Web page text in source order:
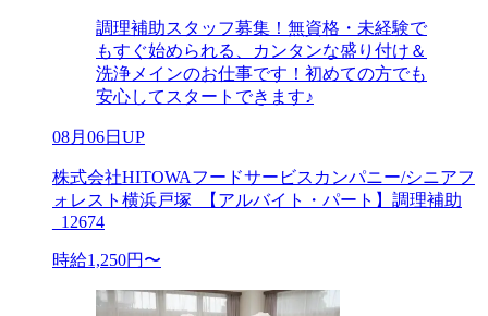
調理補助スタッフ募集！無資格・未経験で
もすぐ始められる、カンタンな盛り付け＆
洗浄メインのお仕事です！初めての方でも
安心してスタートできます♪
08月06日UP
株式会社HITOWAフードサービスカンパニー/シニアフ
ォレスト横浜戸塚_【アルバイト・パート】調理補助
_12674
時給1,250円〜